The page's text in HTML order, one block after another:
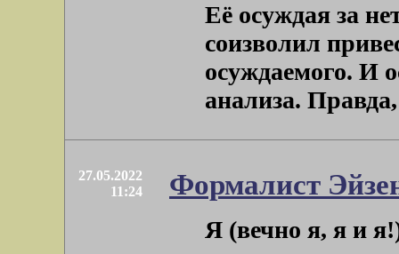
Её осуждая за
соизволил
осуждаемого. И
анализа.
27.05.2022
11:24
Формалист
Я (вечно я, я и